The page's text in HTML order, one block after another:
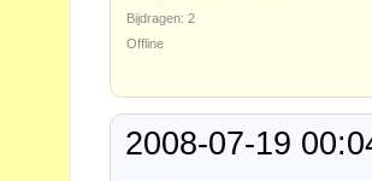
Bijdragen: 2
Offline
2008-07-19